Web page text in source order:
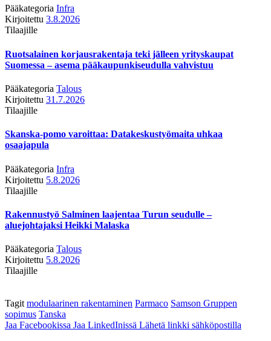
Pääkategoria Infra
Kirjoitettu 3.8.2026
Tilaajille
Ruotsalainen korjausrakentaja teki jälleen yrityskaupat
Suomessa – asema pääkaupunkiseudulla vahvistuu
Pääkategoria Talous
Kirjoitettu 31.7.2026
Tilaajille
Skanska-pomo varoittaa: Datakeskustyömaita uhkaa
osaajapula
Pääkategoria Infra
Kirjoitettu 5.8.2026
Tilaajille
Rakennustyö Salminen laajentaa Turun seudulle –
aluejohtajaksi Heikki Malaska
Pääkategoria Talous
Kirjoitettu 5.8.2026
Tilaajille
Tagit modulaarinen rakentaminen Parmaco Samson Gruppen
sopimus Tanska
Jaa Facebookissa Jaa LinkedInissä Lähetä linkki sähköpostilla